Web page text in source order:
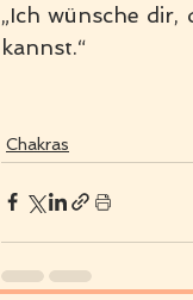
„Ich wünsche
kannst.“
Chakras